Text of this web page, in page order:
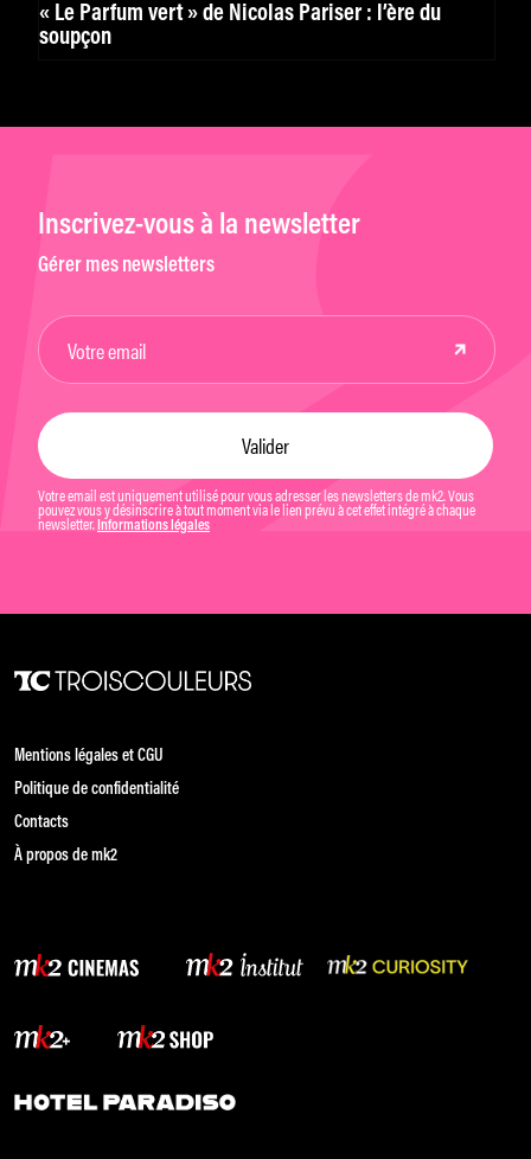
« Le Parfum vert » de Nicolas Pariser : l’ère du
soupçon
Inscrivez-vous à la newsletter
Gérer mes newsletters
Votre email est uniquement utilisé pour vous adresser les newsletters de mk2. Vous
pouvez vous y désinscrire à tout moment via le lien prévu à cet effet intégré à chaque
newsletter. Informations légales
Mentions légales et CGU
Politique de confidentialité
Contacts
À propos de mk2